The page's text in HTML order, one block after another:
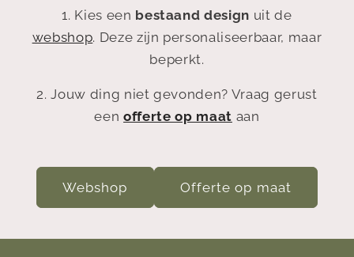
1. Kies een bestaand design uit de
webshop. Deze zijn personaliseerbaar, maar
beperkt.
2. Jouw ding niet gevonden? Vraag gerust
eenofferte op maat aan
Webshop Offerte op maat